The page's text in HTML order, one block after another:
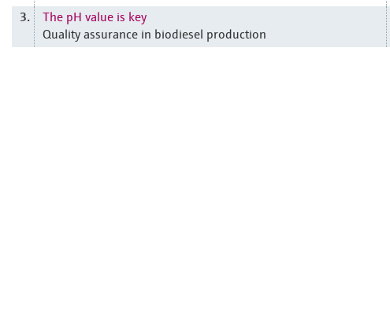
3.
The pH value is key
Quality assurance in biodiesel production